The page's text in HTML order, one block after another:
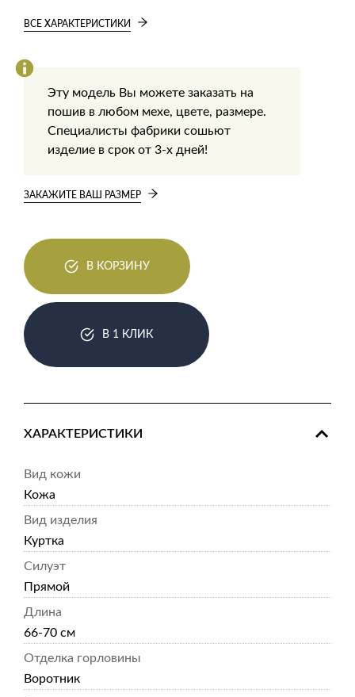
ВСЕ ХАРАКТЕРИСТИКИ
Эту модель Вы можете заказать на
пошив в любом мехе, цвете, размере.
Специалисты фабрики сошьют
изделие в срок от 3-х дней!
ЗАКАЖИТЕ ВАШ РАЗМЕР
В КОРЗИНУ
В 1 КЛИК
ХАРАКТЕРИСТИКИ
Вид кожи
Кожа
Вид изделия
Куртка
Силуэт
Прямой
Длина
66-70 см
Отделка горловины
Воротник